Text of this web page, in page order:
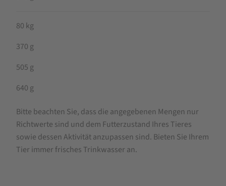
80 kg
370 g
505 g
640 g
Bitte beachten Sie, dass die angegebenen Mengen nur
Richtwerte sind und dem Futterzustand Ihres Tieres
sowie dessen Aktivität anzupassen sind. Bieten Sie Ihrem
Tier immer frisches Trinkwasser an.